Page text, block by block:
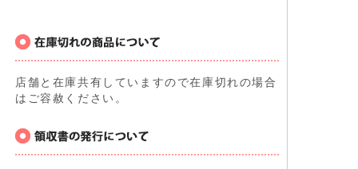
店舗と在庫共有していますので在庫切れの場合
はご容赦ください。